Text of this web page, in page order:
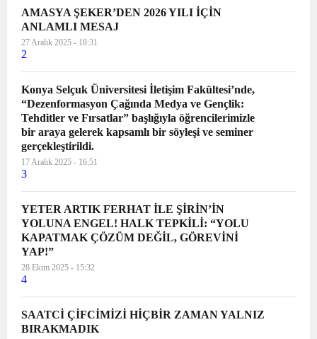
AMASYA ŞEKER’DEN 2026 YILI İÇİN
ANLAMLI MESAJ
27 Aralık 2025 - 18:31
2
Konya Selçuk Üniversitesi İletişim Fakültesi’nde,
“Dezenformasyon Çağında Medya ve Gençlik:
Tehditler ve Fırsatlar” başlığıyla öğrencilerimizle
bir araya gelerek kapsamlı bir söyleşi ve seminer
gerçekleştirildi.
17 Aralık 2025 - 16:51
3
YETER ARTIK FERHAT İLE ŞİRİN’İN
YOLUNA ENGEL! HALK TEPKİLİ: “YOLU
KAPATMAK ÇÖZÜM DEĞİL, GÖREVİNİ
YAP!”
28 Ekim 2025 - 15:32
4
SAATCİ ÇİFCİMİZİ HİÇBİR ZAMAN YALNIZ
BIRAKMADIK